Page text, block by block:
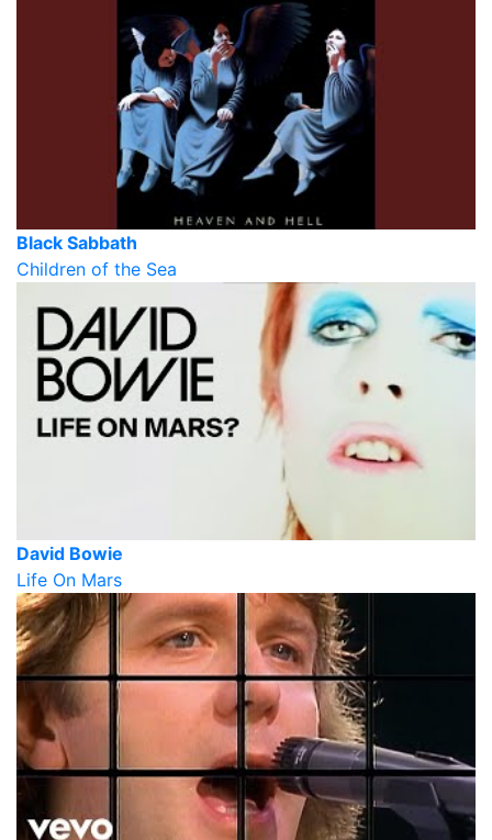
Black Sabbath
Children of the Sea
David Bowie
Life On Mars